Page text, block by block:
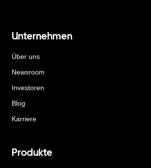
Unternehmen
Über uns
Newsroom
Investoren
Blog
Karriere
Produkte